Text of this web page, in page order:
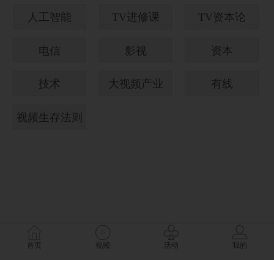
人工智能 TV进修课 TV资本论
电信 影视 资本
技术 大视频产业 有线
视频生存法则
首页 视频 活动 我的